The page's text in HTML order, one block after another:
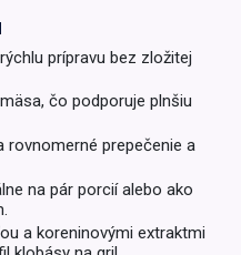
prípravu bez zložitej
čo podporuje plnšiu
rovnomerné prepečenie a
na pár porcií alebo ako
a koreninovými extraktmi